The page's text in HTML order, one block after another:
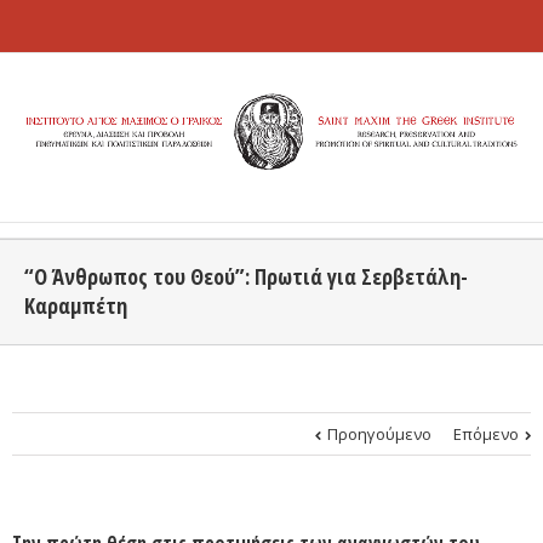
“Ο Άνθρωπος του Θεού”: Πρωτιά για Σερβετάλη-
Καραμπέτη
Προηγούμενο Επόμενο